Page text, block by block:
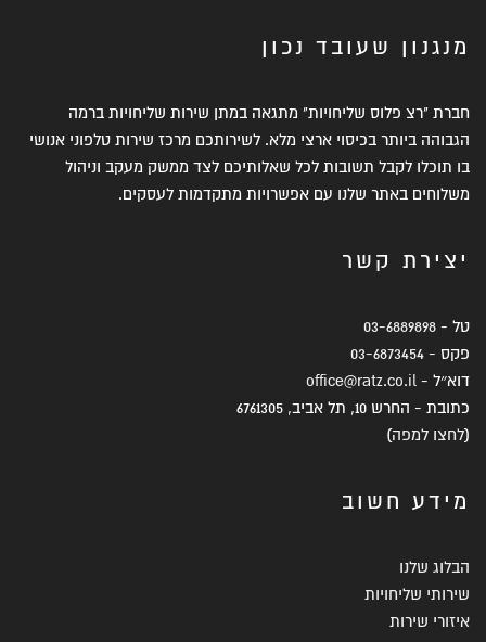
מנגנון שעובד נכון
חברת "רצ פלוס שליחויות" מתגאה במתן שירות שליחויות ברמה
הגבוהה ביותר בכיסוי ארצי מלא. לשירותכם מרכז שירות טלפוני אנושי
בו תוכלו לקבל תשובות לכל שאלותיכם לצד ממשק מעקב וניהול
משלוחים באתר שלנו עם אפשרויות מתקדמות לעסקים.
יצירת קשר
טל - 03-6889898
פקס - 03-6873454
דוא״ל - office@ratz.co.il
כתובת - החרש 10, תל אביב, 6761305
(לחצו למפה)
מידע חשוב
הבלוג שלנו
שירותי שליחויות
איזורי שירות